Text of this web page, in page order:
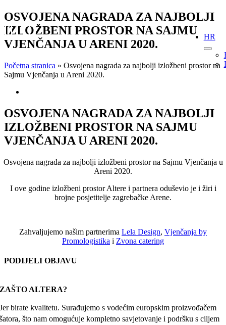
Skip
to
content
HR
OSVOJENA NAGRADA ZA NAJBOLJI
IZLOŽBENI PROSTOR NA SAJMU
VJENČANJA U ARENI 2020.
Početna stranica » Osvojena nagrada za najbolji izložbeni prostor na
Sajmu Vjenčanja u Areni 2020.
Image
OSVOJENA NAGRADA ZA NAJBOLJI
IZLOŽBENI PROSTOR NA SAJMU
VJENČANJA U ARENI 2020.
Osvojena nagrada za najbolji izložbeni prostor na Sajmu Vjenčanja u
Areni 2020.
I ove godine izložbeni prostor Altere i partnera oduševio je i žiri i
brojne posjetitelje zagrebačke Arene.
Zahvaljujemo našim partnerima Lela Design, Vjenčanja by
Promologistika i Zvona catering
PODIJELI OBJAVU
ZAŠTO ALTERA?
Jer birate kvalitetu. Surađujemo s vodećim europskim proizvođačem
šatora, što nam omogućuje kompletno savjetovanje i podršku s ciljem